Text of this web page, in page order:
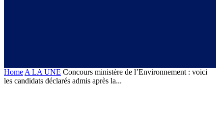
Home A LA UNE Concours ministère de l’Environnement : voici
les candidats déclarés admis après la...